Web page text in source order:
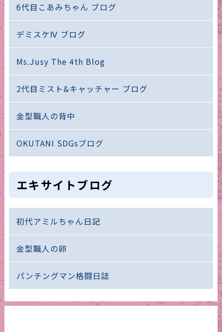
6代目こあみちゃん ブログ
デミスケⅣ ブログ
Ms.Jusy The 4th Blog
2代目ミスト&キャッチャー ブログ
金型職人の背中
OKUTANI SDGsブログ
エキサイトブログ
初代アミルちゃん日記
金型職人の卵
パンチングマン格闘日誌